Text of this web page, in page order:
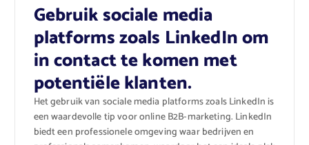
Gebruik sociale media
platforms zoals LinkedIn om
in contact te komen met
potentiële klanten.
Het gebruik van sociale media platforms zoals LinkedIn is
een waardevolle tip voor online B2B-marketing. LinkedIn
biedt een professionele omgeving waar bedrijven en